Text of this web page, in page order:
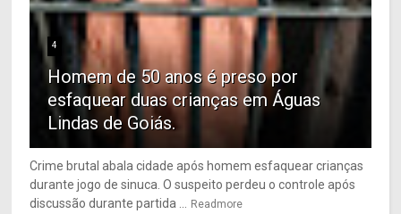
4
Homem de 50 anos é preso por
esfaquear duas crianças em Águas
Lindas de Goiás.
Crime brutal abala cidade após homem esfaquear crianças
durante jogo de sinuca. O suspeito perdeu o controle após
discussão durante partida ... Readmore